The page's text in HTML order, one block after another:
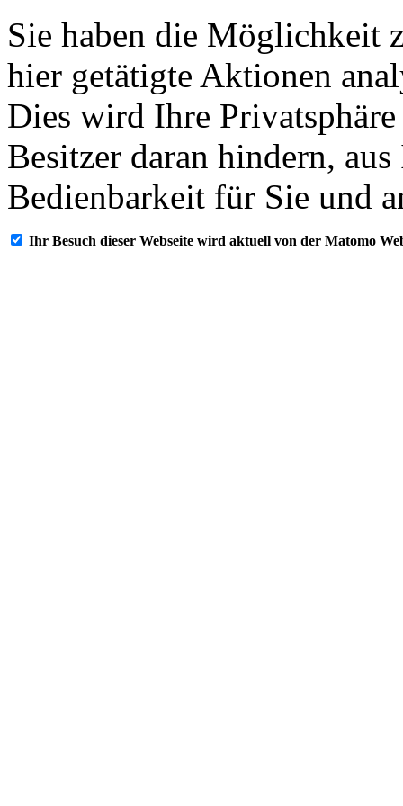
Sie haben die Möglichkeit
hier getätigte Aktionen
Dies wird Ihre
Besitzer daran hindern,
Bedienbarkeit für Sie und
Ihr Besuch dieser Webseite wird aktuell von der Matomo